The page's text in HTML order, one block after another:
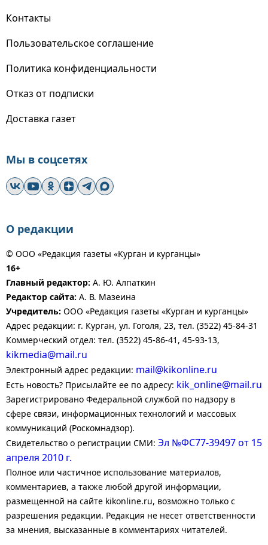
Контакты
Пользовательское соглашение
Политика конфиденциальности
Отказ от подписки
Доставка газет
Мы в соцсетях
О редакции
© ООО «Редакция газеты «Курган и курганцы»
16+
Главный редактор: А. Ю. Алпаткин
Редактор сайта: А. В. Мазеина
Учредитель: ООО «Редакция газеты «Курган и курганцы»
Адрес редакции: г. Курган, ул. Гоголя, 23, тел. (3522) 45-84-31
Коммерческий отдел: тел. (3522) 45-86-41, 45-93-13,
kikmedia@mail.ru
Электронный адрес редакции: mail@kikonline.ru
Есть новость? Присылайте ее по адресу: kik_online@mail.ru
Зарегистрировано Федеральной службой по надзору в
сфере связи, информационных технологий и массовых
коммуникаций (Роскомнадзор).
Свидетельство о регистрации СМИ: Эл №ФС77-39497 от 15
апреля 2010 г.
Полное или частичное использование материалов,
комментариев, а также любой другой информации,
размещенной на сайте kikonline.ru, возможно только с
разрешения редакции. Редакция не несет ответственности
за мнения, высказанные в комментариях читателей.